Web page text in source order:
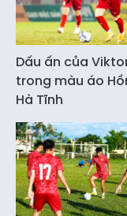
Dấu ấn của
trong màu áo
Hà Tĩnh